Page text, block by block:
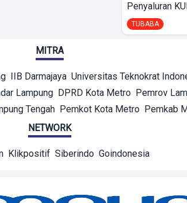
Penyaluran
TUBABA
MITRA
IIB Darmajaya Universitas Teknokrat
Lampung DPRD Kota Metro Pemrov
Tengah Pemkot Kota Metro Pemkab
NETWORK
Klikpositif Siberindo Goindonesia